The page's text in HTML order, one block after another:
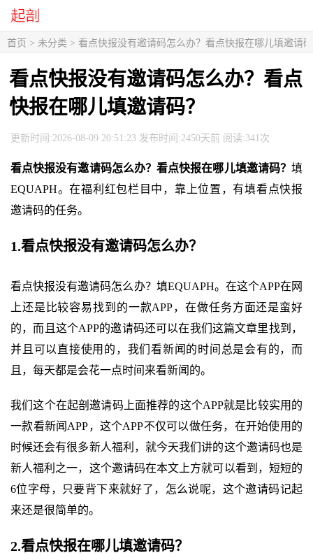
首页 > 未分类 > 看点快报没有邀请码怎么办？看点快报在哪儿填邀请
看点快报没有邀请码怎么办？看点
快报在哪儿填邀请码？
更新时间:2026-08-09 20:51:23 发布时间:2450天前 阅读:341次
看点快报没有邀请码怎么办？看点快报在哪儿填邀请码？ 填
EQUAPH。在福利红包栏目中，靠上位置，有填看点快报
邀请码的任务。
1.看点快报没有邀请码怎么办？
看点快报没有邀请码怎么办？填EQUAPH。在这个APP在网
上还是比较容易找到的一款APP，在做任务方面还是蛮好
的，而且这个APP的邀请码还可以在我们这篇文章里找到，
并且可以直接使用的，我们看新闻的时间总是会有的，而
且，每天都是会花一点时间来看新闻的。
我们这个在起剖邀请码上面推荐的这个APP就是比较实用的
一款看新闻APP，这个APP不仅可以做任务，在开始使用的
时候还会有很多新人福利，就今天我们讲的这个邀请码也是
新人福利之一，这个邀请码在本文上方就可以看到，短短的
6位字母，只要背下来就好了，怎么说呢，这个邀请码记起
来还是很简单的。
2.看点快报在哪儿填邀请码？